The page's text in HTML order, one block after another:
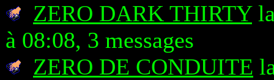
ZERO DARK THIRTY
à 08:08, 3 messages
ZERO DE CONDUITE